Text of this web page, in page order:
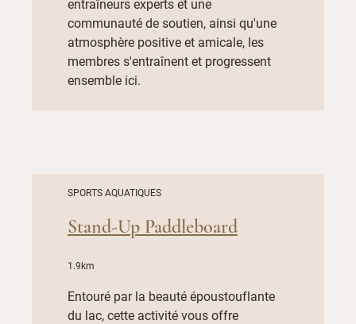
entraîneurs experts et une
communauté de soutien, ainsi qu'une
atmosphère positive et amicale, les
membres s'entraînent et progressent
ensemble ici.
SPORTS AQUATIQUES
Stand-Up Paddleboard
1.9km
Entouré par la beauté époustouflante
du lac, cette activité vous offre